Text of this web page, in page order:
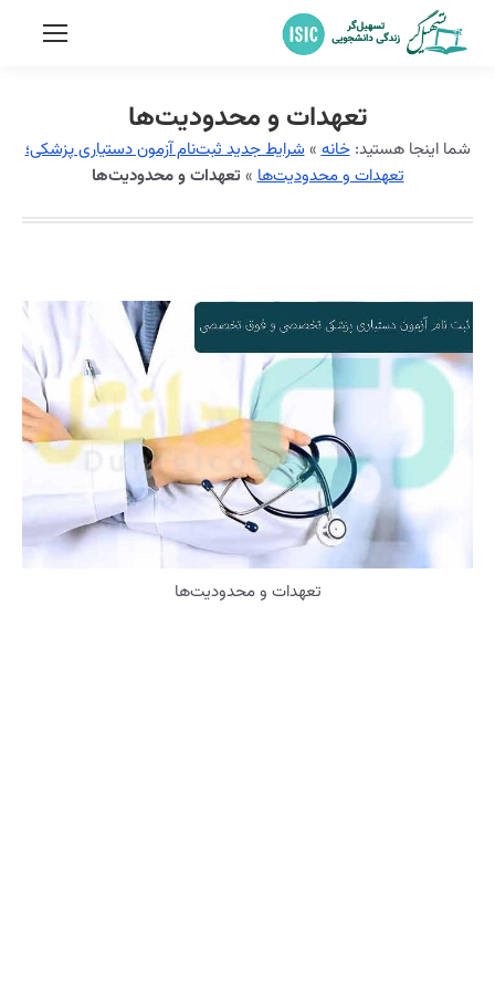
تعهدات و محدودیت‌ها
شما اینجا هستید:خانه»شرایط جدید ثبت‌نام آزمون دستیاری پزشکی؛
تعهدات و محدودیت‌ها» تعهدات و محدودیت‌ها
تعهدات و محدودیت‌ها